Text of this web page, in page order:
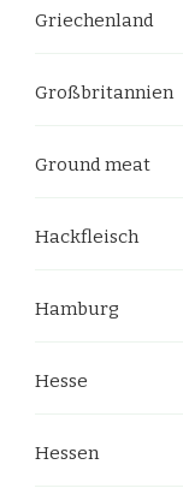
Griechenland
Großbritannien
Ground meat
Hackfleisch
Hamburg
Hesse
Hessen